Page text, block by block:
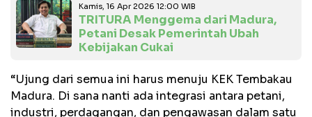
Kamis, 16 Apr 2026 12:00 WIB
TRITURA Menggema dari Madura,
Petani Desak Pemerintah Ubah
Kebijakan Cukai
“Ujung dari semua ini harus menuju KEK Tembakau
Madura. Di sana nanti ada integrasi antara petani,
industri, perdagangan, dan pengawasan dalam satu